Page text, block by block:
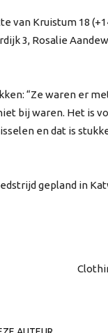
van Kruistum 18
3, Rosalie
“Ze waren er
bij waren. Het is
en dat is
gepland in